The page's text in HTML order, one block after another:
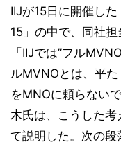
IIJが15日に開催し
15」の中で、同社
「IIJでは”フル
ルMVNOとは、平
をMNOに頼らない
木氏は、こうした
て説明した。次の